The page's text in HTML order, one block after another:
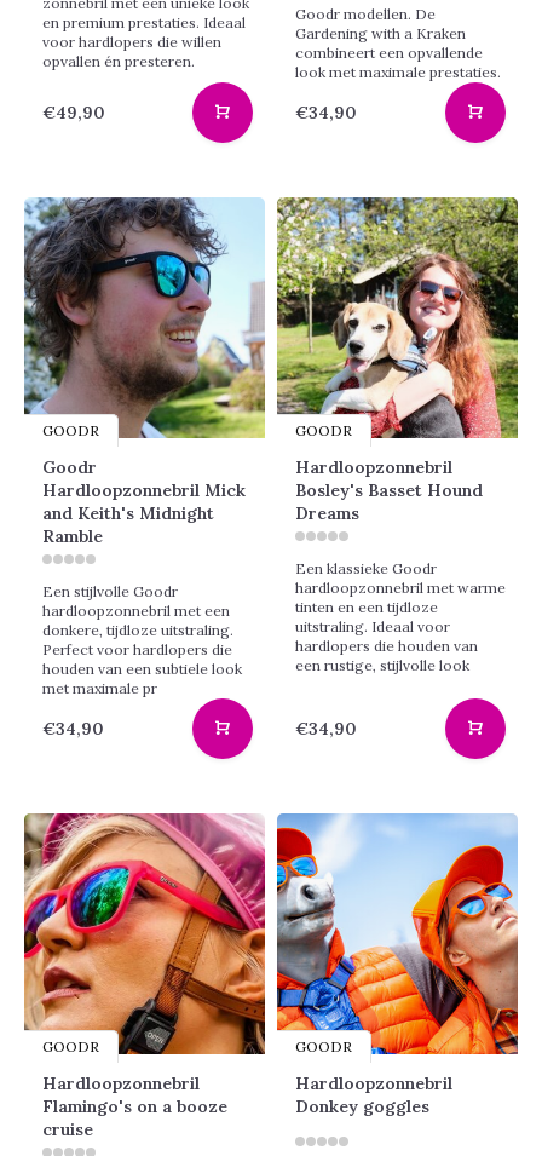
en premium prestaties. Ideaal
voor hardlopers die willen
opvallen én presteren.
€49,90
Goodr modellen. De
Gardening with a Kraken
combineert een opvallende
look met maximale prestaties.
€34,90
GOODR
Goodr
Hardloopzonnebril Mick
and Keith's Midnight
Ramble
Een stijlvolle Goodr
hardloopzonnebril met een
donkere, tijdloze uitstraling.
Perfect voor hardlopers die
houden van een subtiele look
met maximale pr
€34,90
GOODR
Hardloopzonnebril
Bosley's Basset Hound
Dreams
Een klassieke Goodr
hardloopzonnebril met warme
tinten en een tijdloze
uitstraling. Ideaal voor
hardlopers die houden van
een rustige, stijlvolle look
€34,90
GOODR
Hardloopzonnebril
Flamingo's on a booze
cruise
GOODR
Hardloopzonnebril
Donkey goggles